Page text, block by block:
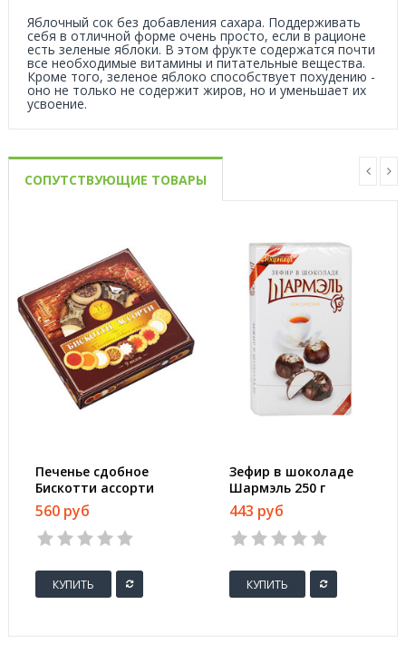
Яблочный сок без добавления сахара. Поддерживать
себя в отличной форме очень просто, если в рационе
есть зеленые яблоки. В этом фрукте содержатся почти
все необходимые витамины и питательные вещества.
Кроме того, зеленое яблоко способствует похудению -
оно не только не содержит жиров, но и уменьшает их
усвоение.
СОПУТСТВУЮЩИЕ ТОВАРЫ
Печенье сдобное
Бискотти ассорти
345 г
560 руб
КУПИТЬ
Зефир в шоколаде
Шармэль 250 г
443 руб
КУПИТЬ